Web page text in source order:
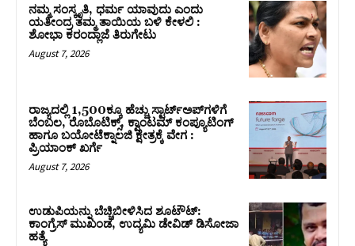
ನಮ್ಮ ಸಂಸ್ಕೃತಿ, ಧರ್ಮ ಯಾವುದು ಎಂದು
ಯತೀಂದ್ರ ತಮ್ಮ ತಾಯಿಯ ಬಳಿ ಕೇಳಲಿ :
ಶೋಭಾ ಕರಂದ್ಲಾಜೆ ತಿರುಗೇಟು
August 7, 2026
ರಾಜ್ಯದಲ್ಲಿ 1,500ಕ್ಕೂ ಹೆಚ್ಚು ಸ್ಟಾರ್ಟ್‌ಅಪ್‌ಗಳಿಗೆ
ಬೆಂಬಲ, ರೊಬೊಟಿಕ್ಸ್, ಕ್ವಾಂಟಮ್ ಕಂಪ್ಯೂಟಿಂಗ್
ಹಾಗೂ ಬಯೋಟೆಕ್ನಾಲಜಿ ಕ್ಷೇತ್ರಕ್ಕೆ ವೇಗ :
ಪ್ರಿಯಾಂಕ್‌ ಖರ್ಗೆ
August 7, 2026
ಉಡುಪಿಯನ್ನು ಬೆಚ್ಚಿಬೀಳಿಸಿದ ಶೂಟೌಟ್‌:
ಕಾಂಗ್ರೆಸ್‌ ಮುಖಂಡ, ಉದ್ಯಮಿ ಡೇವಿಡ್ ಡಿಸೋಜಾ
ಹತ್ಯೆ